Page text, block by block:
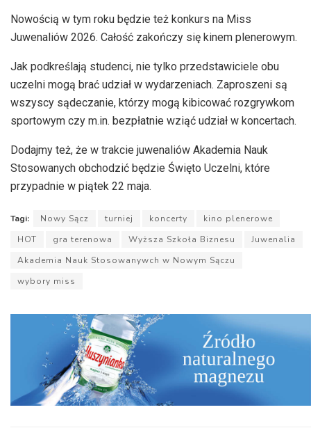
Nowością w tym roku będzie też konkurs na Miss
Juwenaliów 2026. Całość zakończy się kinem plenerowym.
Jak podkreślają studenci, nie tylko przedstawiciele obu
uczelni mogą brać udział w wydarzeniach. Zaproszeni są
wszyscy sądeczanie, którzy mogą kibicować rozgrywkom
sportowym czy m.in. bezpłatnie wziąć udział w koncertach.
Dodajmy też, że w trakcie juwenaliów Akademia Nauk
Stosowanych obchodzić będzie Święto Uczelni, które
przypadnie w piątek 22 maja.
Tagi: Nowy Sącz turniej koncerty
kino plenerowe
HOT
gra terenowa Wyższa Szkoła Biznesu
Juwenalia
Akademia Nauk Stosowanywch w Nowym Sączu
wybory miss